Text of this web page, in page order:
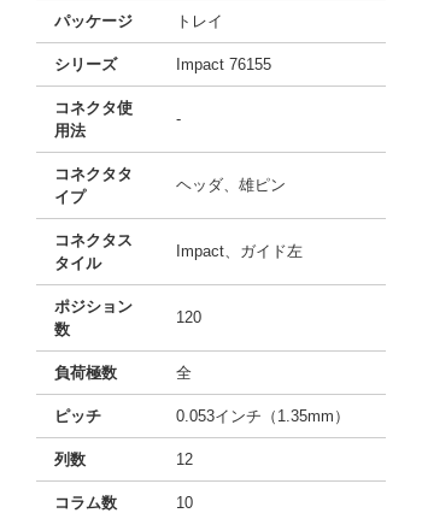
パッケージ トレイ
シリーズ Impact 76155
コネクタ使
用法
-
コネクタタ
イプ
ヘッダ、雄ピン
コネクタス
タイル
Impact、ガイド左
ポジション
数
120
負荷極数 全
ピッチ 0.053インチ（1.35mm）
列数 12
コラム数 10